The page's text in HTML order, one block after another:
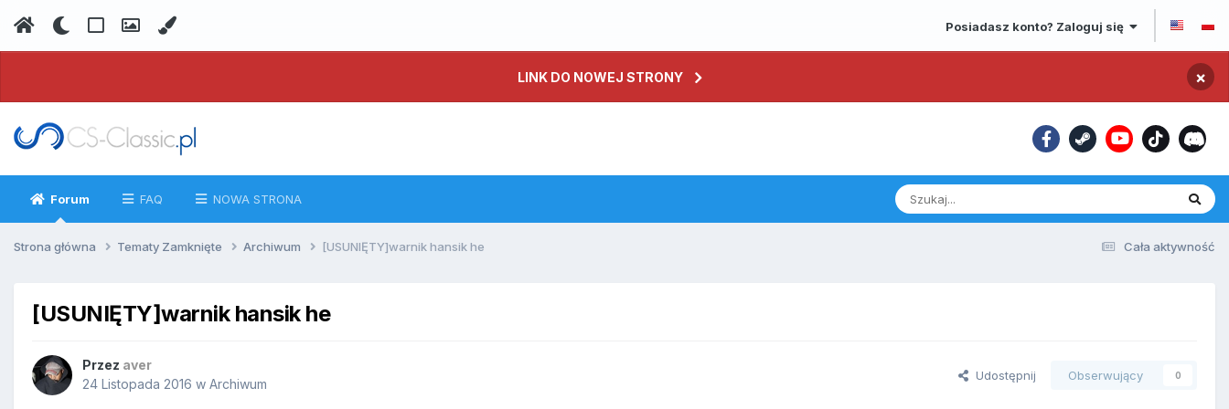
Posiadasz konto? Zaloguj się
LINK DO NOWEJ STRONY ×
Forum FAQ NOWA STRONA
Cała aktywność
Strona główna Tematy Zamknięte Archiwum [USUNIĘTY]warnik hansik he
[USUNIĘTY]warnik hansik he
Przez aver
24 Listopada 2016 w Archiwum
Udostępnij Obserwujący 0